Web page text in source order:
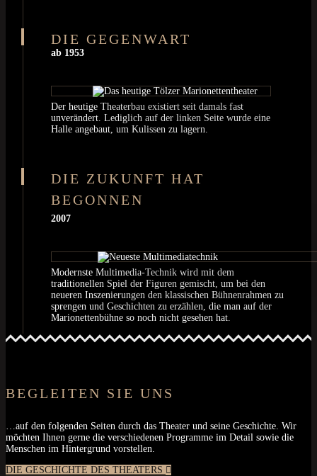
ab 1953
Der heutige Theaterbau existiert seit damals fast
unverändert. Lediglich auf der linken Seite wurde eine
Halle angebaut, um Kulissen zu lagern.
2007
Modernste Multimedia-Technik wird mit dem
traditionellen Spiel der Figuren gemischt, um bei den
neueren Inszenierungen den klassischen Bühnenrahmen zu
sprengen und Geschichten zu erzählen, die man auf der
Marionettenbühne so noch nicht gesehen hat.
BEGLEITEN SIE UNS
…auf den folgenden Seiten durch das Theater und seine Geschichte. Wir
möchten Ihnen gerne die verschiedenen Programme im Detail sowie die
Menschen im Hintergrund vorstellen.
DIE GESCHICHTE DES THEATERS